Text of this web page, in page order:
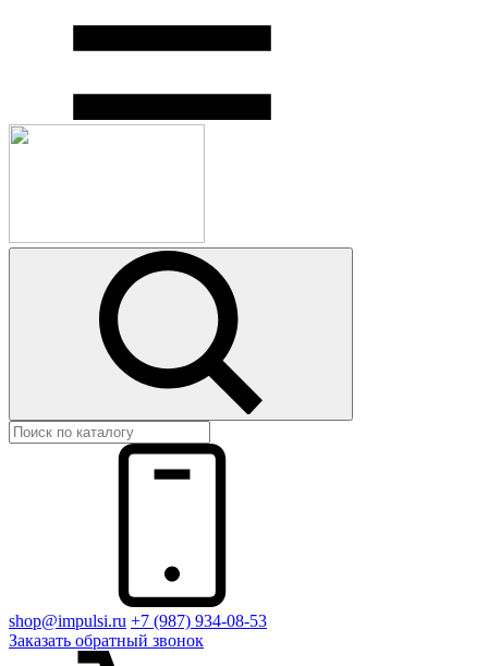
shop@impulsi.ru +7 (987) 934-08-53
Заказать обратный звонок